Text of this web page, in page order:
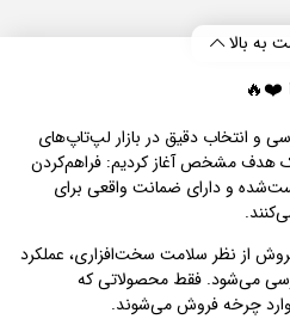
به بالا
❤️🔥
تجربه، بررسی و انتخاب دقیق در بازار لپ‌تاپ‌های
هدف مشخص آغاز کردیم: فراهم‌کردن
و دارای ضمانت واقعی برای
از نظر سلامت سخت‌افزاری، عملکرد
می‌شود. فقط محصولاتی که
وارد چرخه فروش می‌شوند.